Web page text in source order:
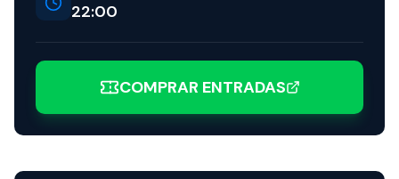
22:00
COMPRAR ENTRADAS